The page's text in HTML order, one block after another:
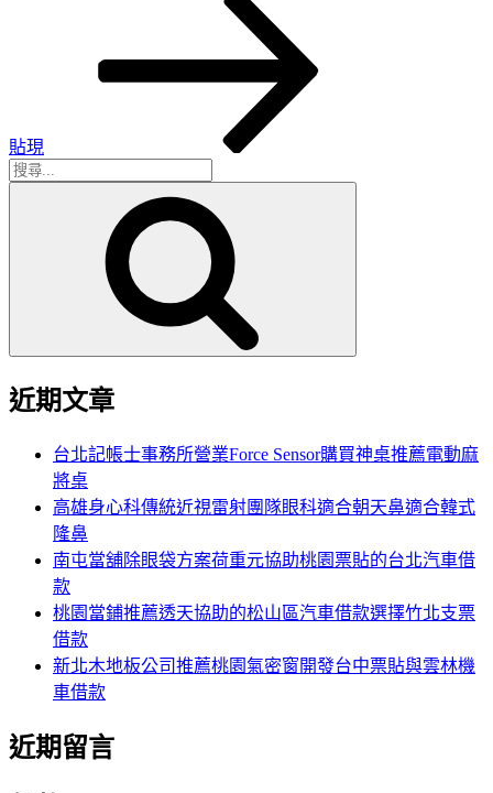
貼現
搜
近期文章
台北記帳士事務所營業Force Sensor購買神桌推薦電動麻
將桌
高雄身心科傳統近視雷射團隊眼科適合朝天鼻適合韓式
隆鼻
南屯當舖除眼袋方案荷重元協助桃園票貼的台北汽車借
款
桃園當鋪推薦透天協助的松山區汽車借款選擇竹北支票
借款
新北木地板公司推薦桃園氣密窗開發台中票貼與雲林機
車借款
近期留言